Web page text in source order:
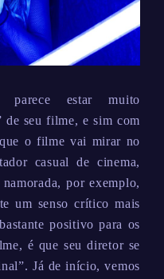
parece estar muito
de seu filme, e sim com
o filme vai mirar no
casual de cinema,
por exemplo,
um senso crítico mais
positivo para os
é que seu diretor se
Já de início, vemos